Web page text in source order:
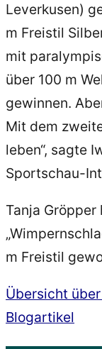
Leverkusen)
m Freistil
mit
über 100 m
gewinnen.
Mit dem
leben“, sagte
Sportschau-
Tanja Gröpper
m Freistil
Übersicht
Blogartikel